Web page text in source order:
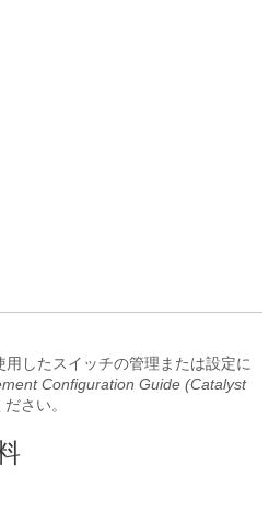
したスイッチの管理または設定に
Configuration Guide (Catalyst
さい。